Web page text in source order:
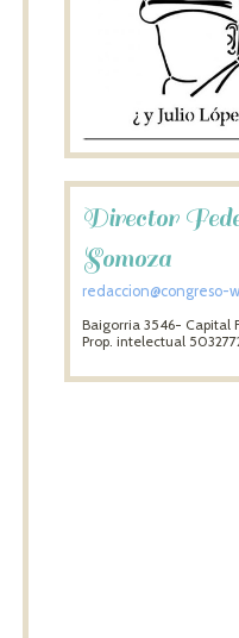
Director
Somoza
redaccion@congreso-
Baigorria 3546- Capital
Prop. intelectual